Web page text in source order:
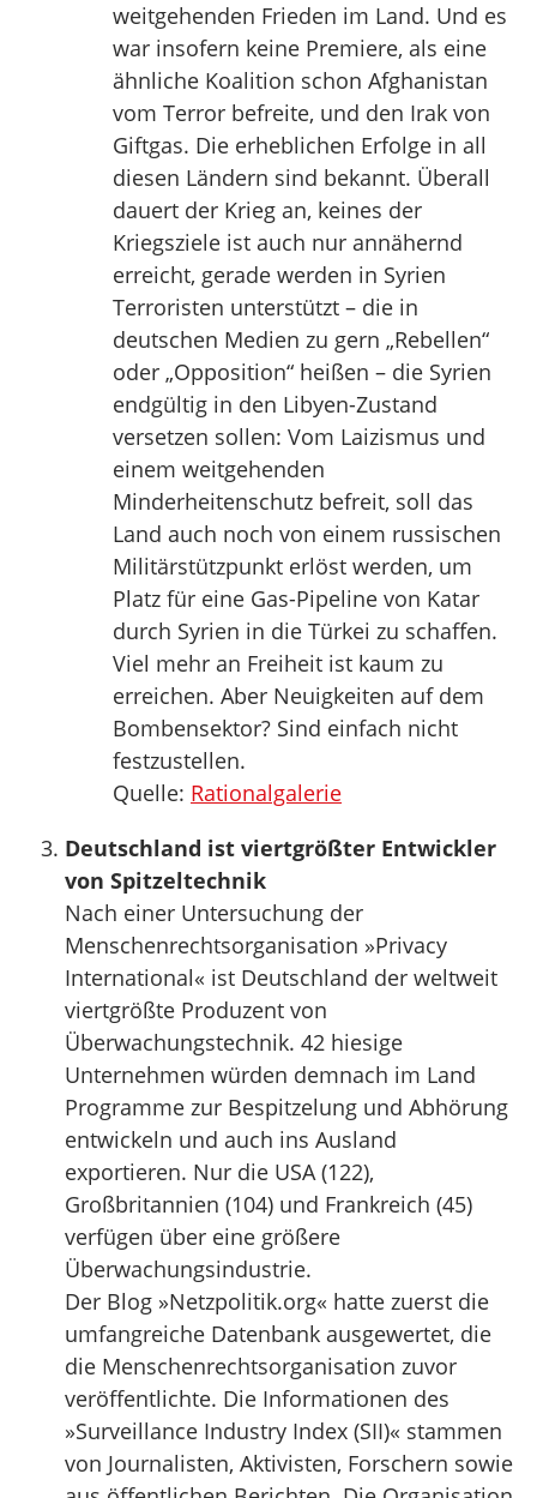
weitgehenden Frieden im Land. Und es
war insofern keine Premiere, als eine
ähnliche Koalition schon Afghanistan
vom Terror befreite, und den Irak von
Giftgas. Die erheblichen Erfolge in all
diesen Ländern sind bekannt. Überall
dauert der Krieg an, keines der
Kriegsziele ist auch nur annähernd
erreicht, gerade werden in Syrien
Terroristen unterstützt – die in
deutschen Medien zu gern „Rebellen“
oder „Opposition“ heißen – die Syrien
endgültig in den Libyen-Zustand
versetzen sollen: Vom Laizismus und
einem weitgehenden
Minderheitenschutz befreit, soll das
Land auch noch von einem russischen
Militärstützpunkt erlöst werden, um
Platz für eine Gas-Pipeline von Katar
durch Syrien in die Türkei zu schaffen.
Viel mehr an Freiheit ist kaum zu
erreichen. Aber Neuigkeiten auf dem
Bombensektor? Sind einfach nicht
festzustellen.
Quelle: Rationalgalerie
Deutschland ist viertgrößter Entwickler
von Spitzeltechnik
Nach einer Untersuchung der
Menschenrechtsorganisation »Privacy
International« ist Deutschland der weltweit
viertgrößte Produzent von
Überwachungstechnik. 42 hiesige
Unternehmen würden demnach im Land
Programme zur Bespitzelung und Abhörung
entwickeln und auch ins Ausland
exportieren. Nur die USA (122),
Großbritannien (104) und Frankreich (45)
verfügen über eine größere
Überwachungsindustrie.
Der Blog »Netzpolitik.org« hatte zuerst die
umfangreiche Datenbank ausgewertet, die
die Menschenrechtsorganisation zuvor
veröffentlichte. Die Informationen des
»Surveillance Industry Index (SII)« stammen
von Journalisten, Aktivisten, Forschern sowie